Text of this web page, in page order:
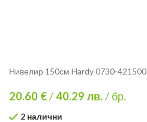
Нивелир 150см Hardy 0730-421500
20.60 €/40.29 лв./ бр.
2 налични